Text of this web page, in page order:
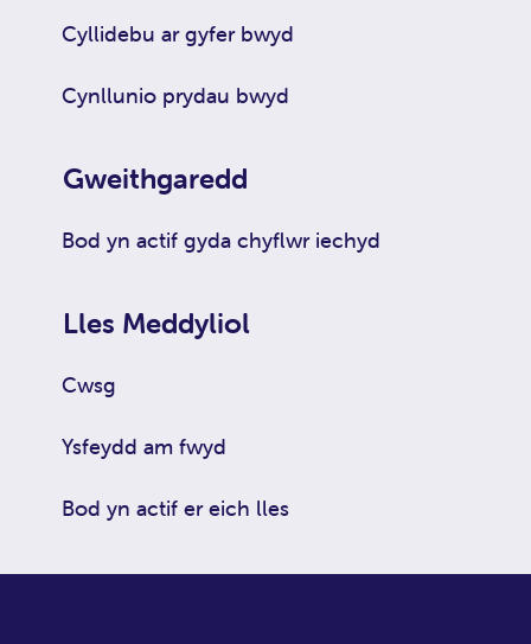
Cyllidebu ar gyfer bwyd
Cynllunio prydau bwyd
Gweithgaredd
Bod yn actif gyda chyflwr iechyd
Lles Meddyliol
Cwsg
Ysfeydd am fwyd
Bod yn actif er eich lles